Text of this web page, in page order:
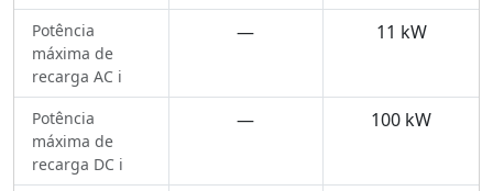
Potência
máxima de
recarga AC ℹ️
— 11 kW
Potência
máxima de
recarga DC ℹ️
— 100 kW